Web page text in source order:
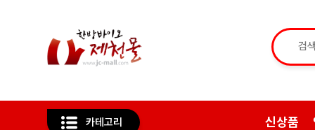
카테고리 신상품